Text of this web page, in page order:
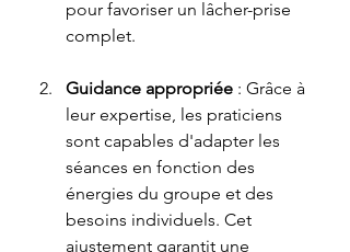
pour favoriser un lâcher-prise
complet.
Guidance appropriée : Grâce à
leur expertise, les praticiens
sont capables d'adapter les
séances en fonction des
énergies du groupe et des
besoins individuels. Cet
ajustement garantit une